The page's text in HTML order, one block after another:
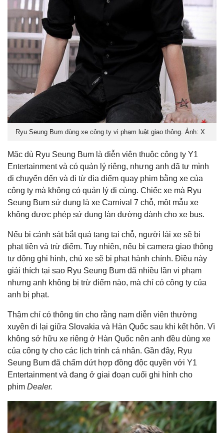
Ryu Seung Bum dùng xe công ty vi phạm luật giao thông. Ảnh: X
Mặc dù Ryu Seung Bum là diễn viên thuộc công ty Y1
Entertainment và có quản lý riêng, nhưng anh đã tự mình
di chuyển đến và đi từ địa điểm quay phim bằng xe của
công ty mà không có quản lý đi cùng. Chiếc xe mà Ryu
Seung Bum sử dụng là xe Carnival 7 chỗ, một mẫu xe
không được phép sử dụng làn đường dành cho xe bus.
Nếu bị cảnh sát bắt quả tang tại chỗ, người lái xe sẽ bị
phạt tiền và trừ điểm. Tuy nhiên, nếu bị camera giao thông
tự động ghi hình, chủ xe sẽ bị phạt hành chính. Điều này
giải thích tại sao Ryu Seung Bum đã nhiều lần vi phạm
nhưng anh không bị trừ điểm nào, mà chỉ có công ty của
anh bị phạt.
Thậm chí có thông tin cho rằng nam diễn viên thường
xuyên đi lại giữa Slovakia và Hàn Quốc sau khi kết hôn. Vì
không sở hữu xe riêng ở Hàn Quốc nên anh đều dùng xe
của công ty cho các lịch trình cá nhân. Gần đây, Ryu
Seung Bum đã chấm dứt hợp đồng độc quyền với Y1
Entertainment và đang ở giai đoạn cuối ghi hình cho
phim Dealer.